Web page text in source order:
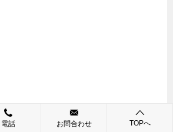
電話 お問合わせ TOPへ